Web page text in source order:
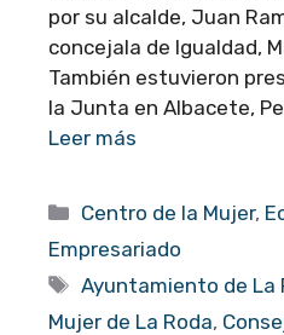
por su alcalde, Juan
concejala de Igualdad,
También estuvieron
la Junta en Albacete,
Leer más
Categorías
Centro de la Mujer,
Empresariado
Etiquetas
Ayuntamiento de La
Mujer de La Roda,